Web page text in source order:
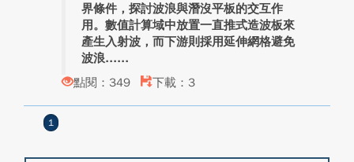
界條件，探討波浪與潛沒平板的交互作
用。數值計算域中放置一直推式造波板來
產生入射波，而下游則採用延伸網格避免
波浪...
點閱：349
下載：3
1